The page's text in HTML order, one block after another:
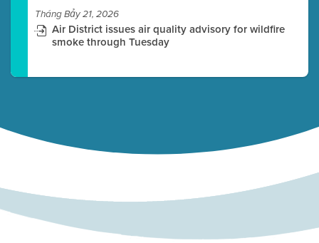
Tháng Bảy 21, 2026
Air District issues air quality advisory for wildfire
smoke through Tuesday